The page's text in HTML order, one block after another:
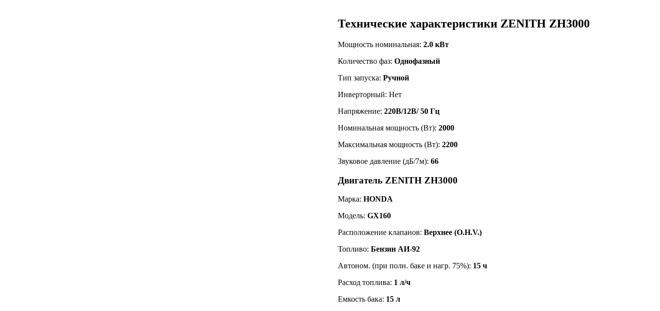
Технические характеристики ZENITH ZH3000
Мощность номинальная: 2.0 кВт
Количество фаз: Однофазный
Тип запуска: Ручной
Инверторный: Нет
Напряжение: 220В/12В/ 50 Гц
Номинальная мощность (Вт): 2000
Максимальная мощность (Вт): 2200
Звуковое давление (дБ/7м): 66
Двигатель ZENITH ZH3000
Марка: HONDA
Модель: GX160
Расположение клапанов: Верхнее (O.H.V.)
Топливо: Бензин АИ-92
Автоном. (при полн. баке и нагр. 75%): 15 ч
Расход топлива: 1 л/ч
Емкость бака: 15 л